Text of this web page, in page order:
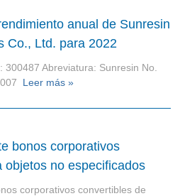
anual de Sunresin
Co., Ltd. para 2022
300487 Abreviatura: Sunresin No.
Leer más »
bonos corporativos
objetos no especificados
corporativos convertibles de